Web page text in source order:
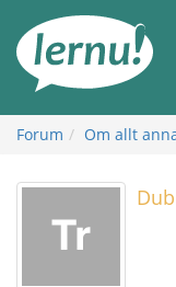
sidans
innehåll
Forum Om allt